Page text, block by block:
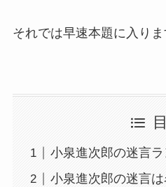
それでは早速本題に入りま
小泉進次郎の迷言ラ
小泉進次郎の迷言